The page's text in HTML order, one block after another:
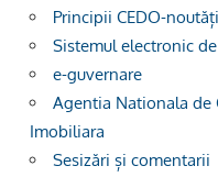
Principii CEDO-noutăți
Sistemul electronic
e-guvernare
Agentia Nationala de
Imobiliara
Sesizări și comentarii